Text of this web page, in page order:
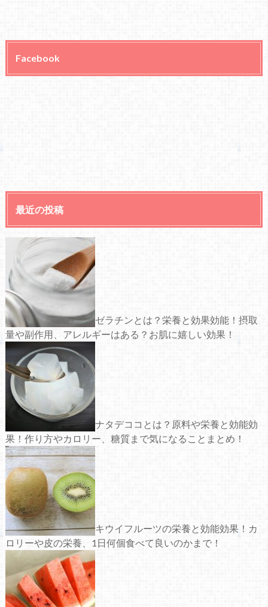
Facebook
最近の投稿
ゼラチンとは？栄養と効果効能！摂取
量や副作用、アレルギーはある？お肌に嬉しい効果！
ナタデココとは？原料や栄養と効能効
果！作り方やカロリー、糖質まで気になることまとめ！
キウイフルーツの栄養と効能効果！カ
ロリーや皮の栄養、1日何個食べて良いのかまで！